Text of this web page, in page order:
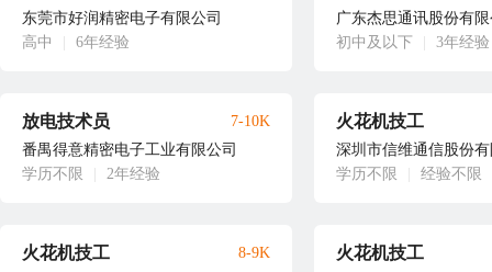
东莞市好润精密电子有限公司
高中
6年经验
广东杰思通讯股份有
初中及以下
3年经验
放电技术员
番禺得意精密电子工业有限公司
学历不限
2年经验
7-10K 火花机技工
深圳市信维通信股份
学历不限
经验不限
火花机技工 8-9K 火花机技工